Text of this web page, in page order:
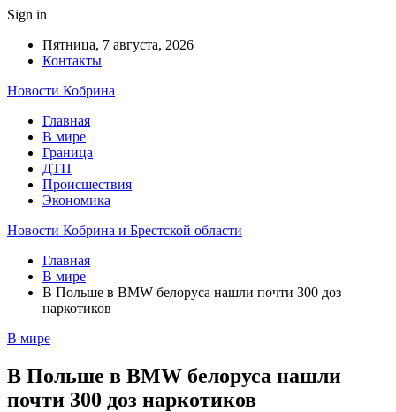
Sign in
Пятница, 7 августа, 2026
Контакты
Новости Кобрина
Главная
В мире
Граница
ДТП
Происшествия
Экономика
Новости Кобрина и Брестской области
Главная
В мире
В Польше в BMW белоруса нашли почти 300 доз
наркотиков
В мире
В Польше в BMW белоруса нашли
почти 300 доз наркотиков